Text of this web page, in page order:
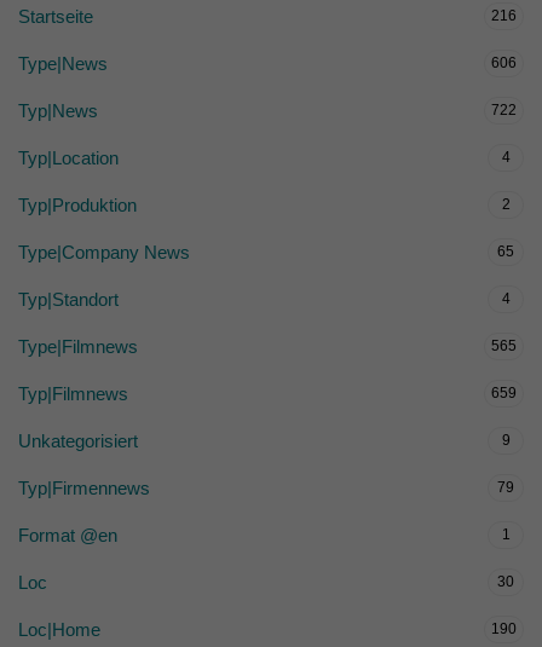
Startseite 216
Type|News 606
Typ|News 722
Typ|Location 4
Typ|Produktion 2
Type|Company News 65
Typ|Standort 4
Type|Filmnews 565
Typ|Filmnews 659
Unkategorisiert 9
Typ|Firmennews 79
Format @en 1
Loc 30
Loc|Home 190